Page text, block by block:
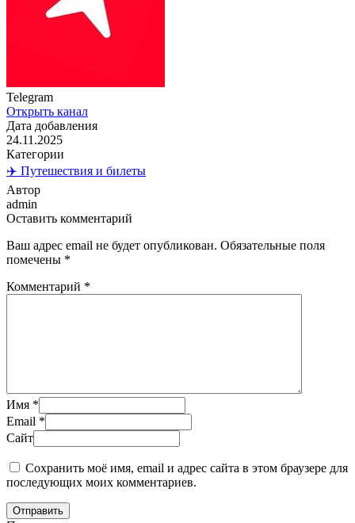
Telegram
Открыть канал
Дата добавления
24.11.2025
Категории
✈️ Путешествия и билеты
Автор
admin
Оставить комментарий
Ваш адрес email не будет опубликован. Обязательные поля
помечены *
Комментарий *
Имя *
Email *
Сайт
Сохранить моё имя, email и адрес сайта в этом браузере для
последующих моих комментариев.
Отправить